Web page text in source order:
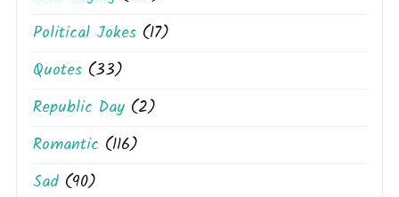
Political Jokes (17)
Quotes (33)
Republic Day (2)
Romantic (116)
Sad (90)